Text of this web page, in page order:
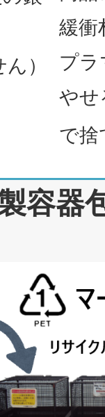
）
緩衝
プ
やせ
で捨
容器